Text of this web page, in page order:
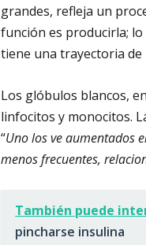
grandes, refleja un
función es producirla;
tiene una trayectoria
Los glóbulos blancos,
linfocitos y monocitos.
“Uno los ve aumentados
menos frecuentes,
También puede
pincharse insulina